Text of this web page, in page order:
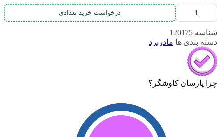
درخواست خرید تعدادی
شناسه 120175
دسته بندی ها مادربرد
چرا پارسان کاوشگر؟